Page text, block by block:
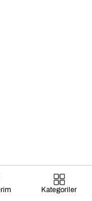
Kategoriler